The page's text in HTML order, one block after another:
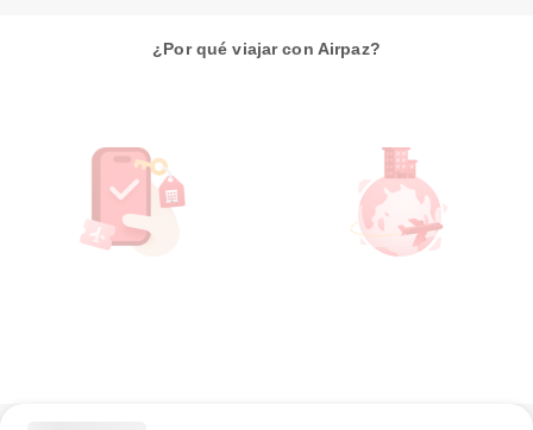
¿Por qué viajar con Airpaz?